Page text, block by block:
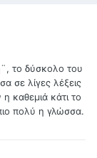
το δύσκολο του
σε λίγες λέξεις
καθεμιά κάτι το
πολύ η γλώσσα.